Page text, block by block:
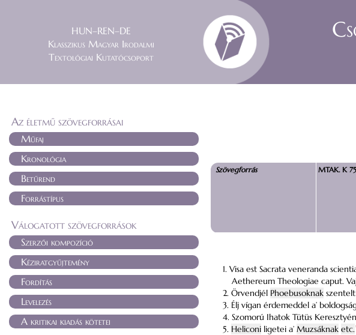
HUN–REN–DE
Klasszikus Magyar Irodalmi
Textológiai Kutatócsoport
Az életmű szövegforrásai
Műfaj
Kronológia
Betűrend
Forrástípus
Válogatott szövegforrások
Szerzői kompozíció
Kéziratgyűjtemény
Fordítás
Levelezés
A kritikai kiadás kötetei
Szövegforrás MTAK. K
1. Visa est Sacrata veneranda
Aethereum Theologiae caput.
2. Örvendjél Phoebusoknak
3. Élj vígan érdemeddel a’
4. Szomorú Ihatok Tütüs
5. Heliconi ligetei a’ Muzsáknak etc.